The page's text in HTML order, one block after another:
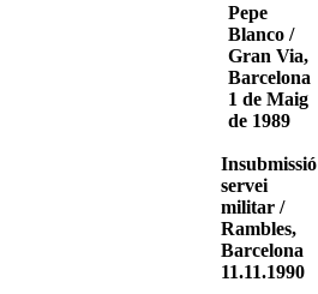
Pepe
Blanco /
Gran Via,
Barcelona
1 de Maig
de 1989
Insubmissió
servei
militar /
Rambles,
Barcelona
11.11.1990